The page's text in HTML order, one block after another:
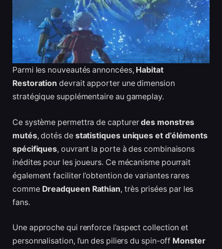
Parmi les nouveautés annoncées, Habitat
Restoration devrait apporter une dimension
stratégique supplémentaire au gameplay.
Ce système permettra de capturerdes monstres
mutés, dotés de statistiques uniques et d’éléments
spécifiques, ouvrant la porte à des combinaisons
inédites pour les joueurs. Ce mécanisme pourrait
également faciliter l’obtention de variantes rares
comme Dreadqueen Rathian, très prisées par les
fans.
Une approche qui renforce l’aspect collection et
personnalisation, l’un des piliers du spin-off Monster